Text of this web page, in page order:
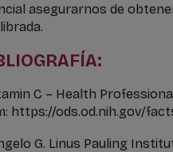
asegurarnos de
C – Health
https://ods.od.nih.gov/
G. Linus Pauling